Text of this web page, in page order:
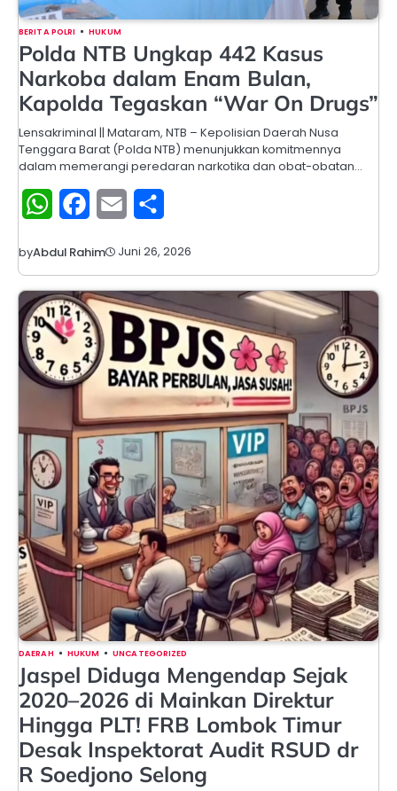
BERITA POLRI HUKUM
Polda NTB Ungkap 442 Kasus
Narkoba dalam Enam Bulan,
Kapolda Tegaskan “War On Drugs”
Lensakriminal || Mataram, NTB – Kepolisian Daerah Nusa
Tenggara Barat (Polda NTB) menunjukkan komitmennya
dalam memerangi peredaran narkotika dan obat-obatan…
WhatsAppFacebook
Email
byAbdul Rahim Juni 26, 2026
DAERAH HUKUM UNCATEGORIZED
Jaspel Diduga Mengendap Sejak
2020–2026 di Mainkan Direktur
Hingga PLT! FRB Lombok Timur
Desak Inspektorat Audit RSUD dr
R Soedjono Selong